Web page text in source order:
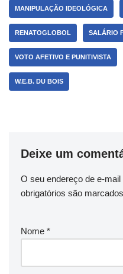
MANIPULAÇÃO IDEOLÓGICA
RENATOGLOBOL SALÁRIO
VOTO AFETIVO E PUNITIVISTA
W.E.B. DU BOIS
Deixe um
O seu endereço de e-
obrigatórios são
Nome *